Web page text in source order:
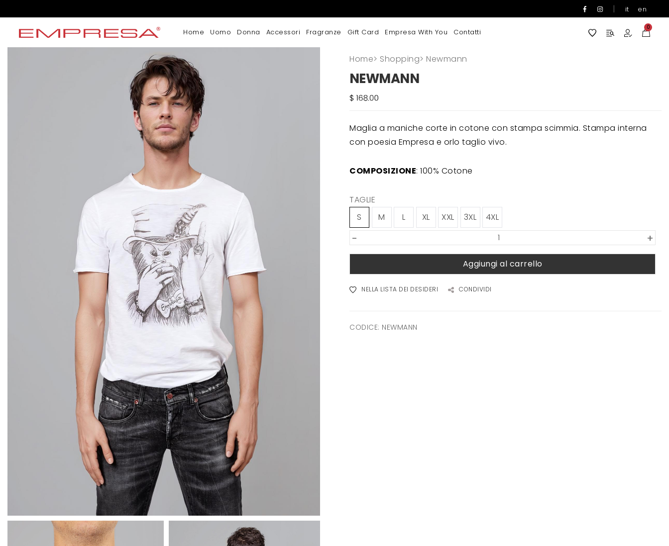
| it en
Home Uomo Donna Accessori Fragranze Gift Card Empresa With You Contatti
0
Home> Shopping> Newmann
NEWMANN
Maglia a maniche corte in cotone con stampa scimmia. Stampa interna
con poesia Empresa e orlo taglio vivo.
COMPOSIZIONE: 100% Cotone
TAGLIE
S
M L XL XXL 3XL 4XL
+
-
Aggiungi al carrello
NELLA LISTA DEI DESIDERI CONDIVIDI
CODICE: NEWMANN